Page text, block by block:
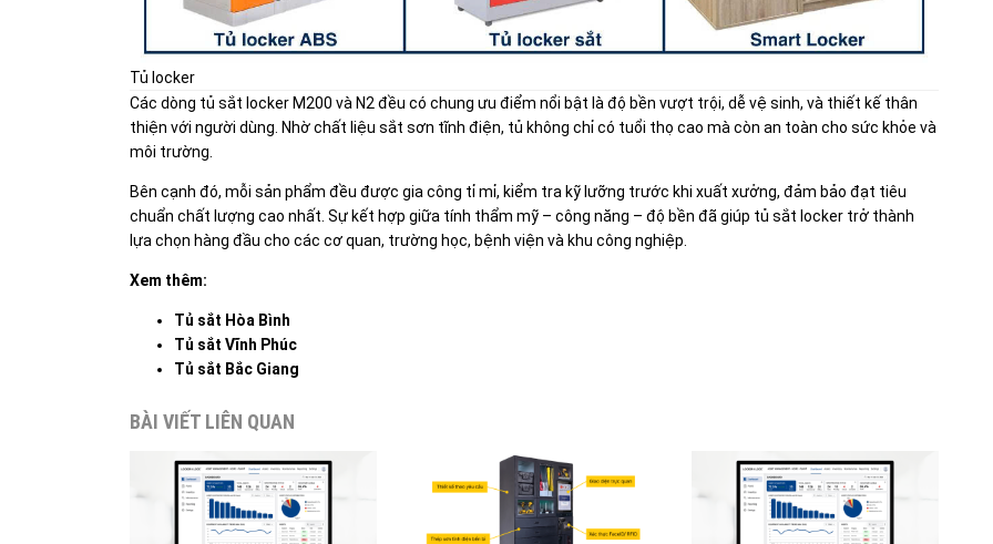
Tủ locker
Các dòng tủ sắt locker M200 và N2 đều có chung ưu điểm nổi bật là độ bền vượt trội, dễ vệ sinh, và thiết kế thân
thiện với người dùng. Nhờ chất liệu sắt sơn tĩnh điện, tủ không chỉ có tuổi thọ cao mà còn an toàn cho sức khỏe và
môi trường.
Bên cạnh đó, mỗi sản phẩm đều được gia công tỉ mỉ, kiểm tra kỹ lưỡng trước khi xuất xưởng, đảm bảo đạt tiêu
chuẩn chất lượng cao nhất. Sự kết hợp giữa tính thẩm mỹ – công năng – độ bền đã giúp tủ sắt locker trở thành
lựa chọn hàng đầu cho các cơ quan, trường học, bệnh viện và khu công nghiệp.
Xem thêm:
Tủ sắt Hòa Bình
Tủ sắt Vĩnh Phúc
Tủ sắt Bắc Giang
BÀI VIẾT LIÊN QUAN